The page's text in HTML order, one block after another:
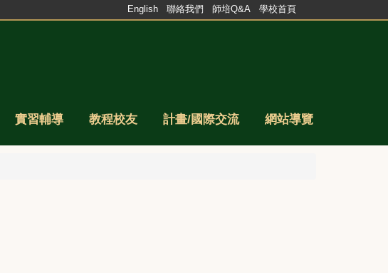
實習輔導 教程校友 計畫/國際交流 網站導覽
English 聯絡我們 師培Q&A 學校首頁